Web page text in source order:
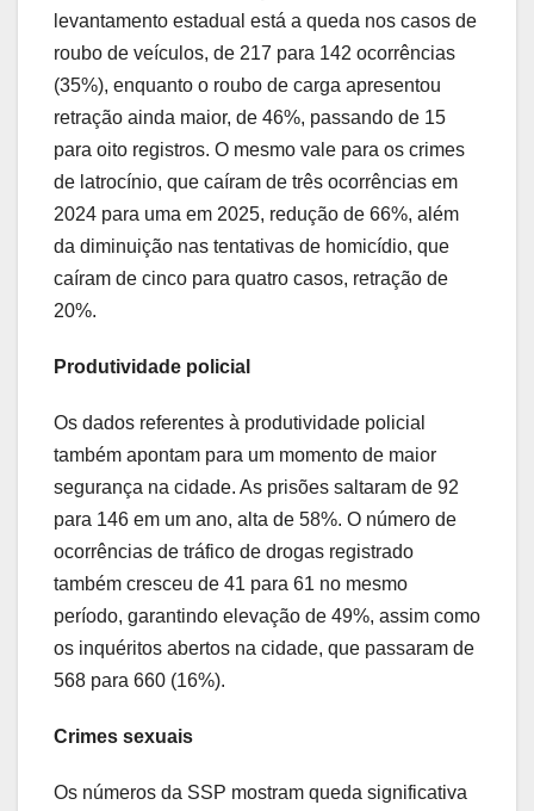
levantamento estadual está a queda nos casos de
roubo de veículos, de 217 para 142 ocorrências
(35%), enquanto o roubo de carga apresentou
retração ainda maior, de 46%, passando de 15
para oito registros. O mesmo vale para os crimes
de latrocínio, que caíram de três ocorrências em
2024 para uma em 2025, redução de 66%, além
da diminuição nas tentativas de homicídio, que
caíram de cinco para quatro casos, retração de
20%.
Produtividade policial
Os dados referentes à produtividade policial
também apontam para um momento de maior
segurança na cidade. As prisões saltaram de 92
para 146 em um ano, alta de 58%. O número de
ocorrências de tráfico de drogas registrado
também cresceu de 41 para 61 no mesmo
período, garantindo elevação de 49%, assim como
os inquéritos abertos na cidade, que passaram de
568 para 660 (16%).
Crimes sexuais
Os números da SSP mostram queda significativa